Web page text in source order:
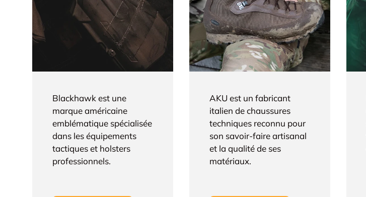
Blackhawk est une
marque américaine
emblématique spécialisée
dans les équipements
tactiques et holsters
professionnels.
AKU est un fabricant
italien de chaussures
techniques reconnu pour
son savoir-faire artisanal
et la qualité de ses
matériaux.